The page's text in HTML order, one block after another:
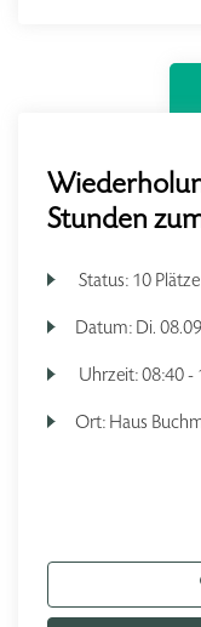
Stunden
Status: 10
Datum: Di.
Uhrzeit:08:40 -
Ort: Haus